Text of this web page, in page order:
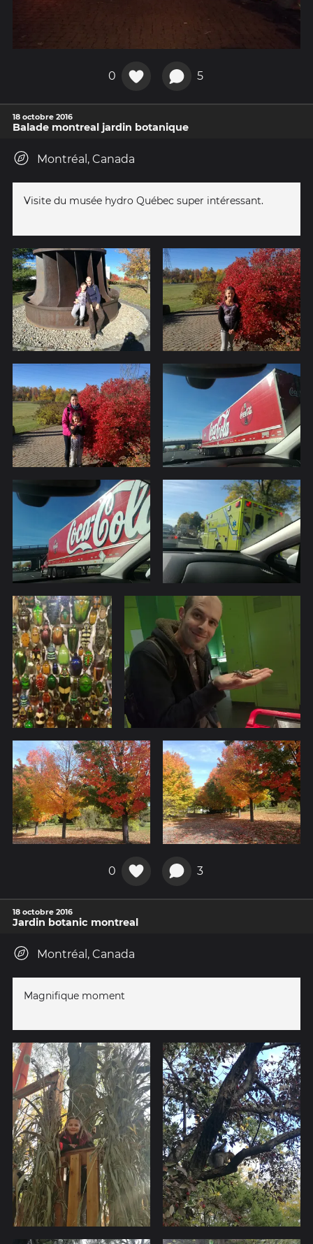
0 5
18 octobre 2016
Balade montreal jardin botanique
Montréal, Canada
Visite du musée hydro Québec super intéressant.
0 3
18 octobre 2016
Jardin botanic montreal
Montréal, Canada
Magnifique moment